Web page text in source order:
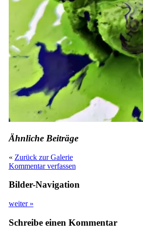
Ähnliche Beiträge
« Zurück zur Galerie
Kommentar verfassen
Bilder-Navigation
weiter »
Schreibe einen Kommentar